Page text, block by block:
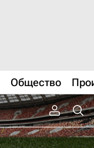
Общество